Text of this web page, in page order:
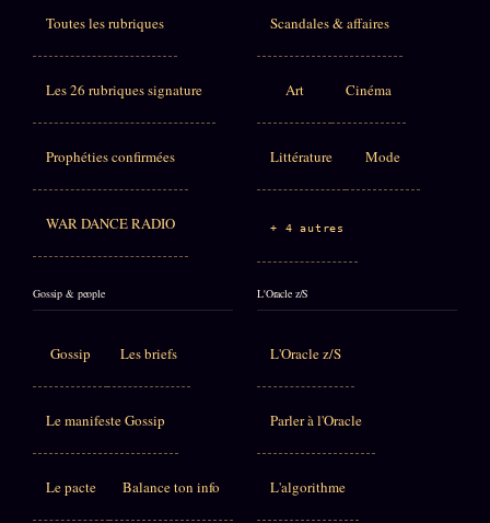
Toutes les rubriques
Les 26 rubriques signature
Prophéties confirmées
WAR DANCE RADIO
Scandales & affaires
Art Cinéma
Littérature Mode
+ 4 autres
Gossip & people
Gossip Les briefs
Le manifeste Gossip
Le pacte Balance ton info
L'Oracle z/S
L'Oracle z/S
Parler à l'Oracle
L'algorithme